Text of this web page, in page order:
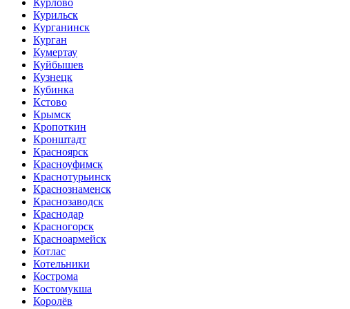
Курильск
Курганинск
Курган
Кумертау
Куйбышев
Кузнецк
Кубинка
Кстово
Крымск
Кропоткин
Кронштадт
Красноярск
Красноуфимск
Краснотурьинск
Краснознаменск
Краснозаводск
Краснодар
Красногорск
Красноармейск
Котлас
Котельники
Кострома
Костомукша
Королёв